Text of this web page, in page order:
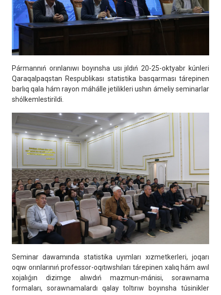
Pármannıń orınlanıwı boyınsha usı jıldıń 20-25-oktyabr kúnleri
Qaraqalpaqstan Respublikası statistika basqarması tárepinen
barlıq qala hám rayon máhálle jetilikleri ushın ámeliy seminarlar
shólkemlestirildi.
Seminar dawamında statistika uyımları xızmetkerleri, joqarı
oqıw orınlarınıń professor-oqıtıwshıları tárepinen xalıq hám awıl
xojalıǵın dizimge alıwdıń mazmun-mánisi, sorawnama
formaları, sorawnamalardı qalay toltırıw boyınsha túsinikler